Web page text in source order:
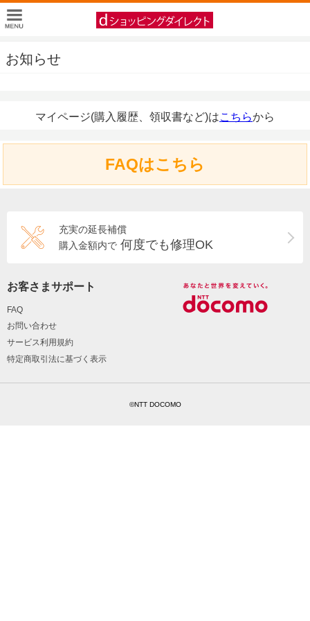
お知らせ
マイページ(購入履歴、領収書など)はこちらから
FAQはこちら
充実の延長補償
購入金額内で 何度でも修理OK
お客さまサポート
FAQ
お問い合わせ
サービス利用規約
特定商取引法に基づく表示
©NTT DOCOMO